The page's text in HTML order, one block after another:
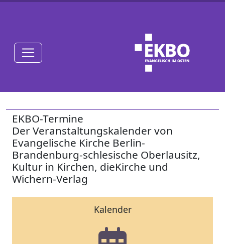
EKBO-Termine
Der Veranstaltungskalender von
Evangelische Kirche Berlin-
Brandenburg-schlesische Oberlausitz,
Kultur in Kirchen, dieKirche und
Wichern-Verlag
Kalender